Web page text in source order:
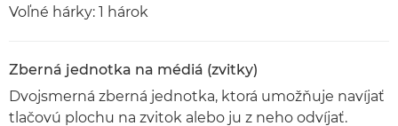
Voľné hárky: 1 hárok
Zberná jednotka na médiá (zvitky)
Dvojsmerná zberná jednotka, ktorá umožňuje navíjať
tlačovú plochu na zvitok alebo ju z neho odvíjať.